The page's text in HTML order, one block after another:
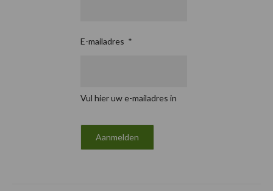
E-mailadres *
Vul hier uw e-mailadres in